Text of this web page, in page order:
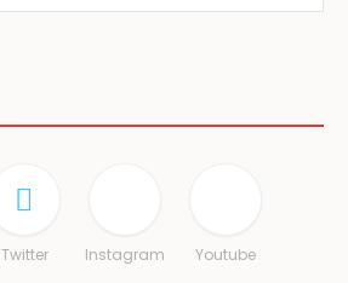
Twitter Instagram Youtube